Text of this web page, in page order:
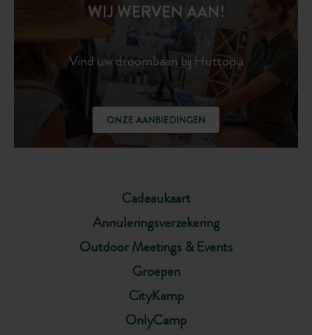
Cadeaukaart
Annuleringsverzekering
Outdoor Meetings & Events
Groepen
CityKamp
OnlyCamp
WIJ WERVEN AAN!
Vind uw droombaan bij Huttopia
ONZE AANBIEDINGEN